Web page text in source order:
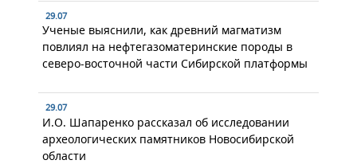
29.07
Ученые выяснили, как древний магматизм
повлиял на нефтегазоматеринские породы в
северо-восточной части Сибирской платформы
29.07
И.О. Шапаренко рассказал об исследовании
археологических памятников Новосибирской
области